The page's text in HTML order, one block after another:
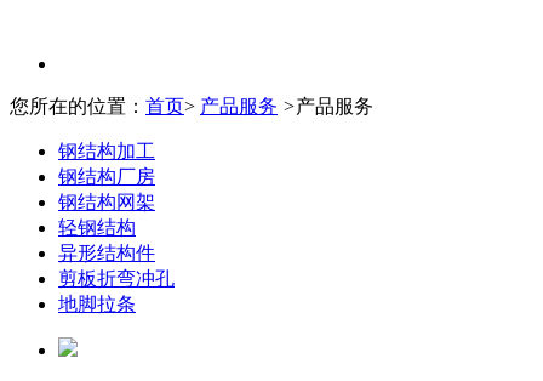
您所在的位置： 首页> 产品服务 >产品服务
钢结构加工
钢结构厂房
钢结构网架
轻钢结构
异形结构件
剪板折弯冲孔
地脚拉条